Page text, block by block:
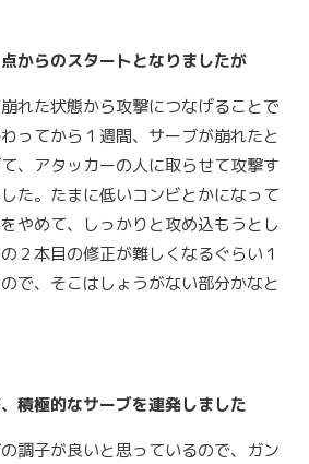
からのスタートとなりましたが
れた状態から攻撃につなげることで
ってから１週間、サーブが崩れたと
、アタッカーの人に取らせて攻撃す
た。たまに低いコンビとかになって
やめて、しっかりと攻め込もうとし
２本目の修正が難しくなるぐらい１
で、そこはしょうがない部分かなと
積極的なサーブを連発しました
調子が良いと思っているので、ガン